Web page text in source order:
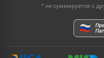
* не суммируется с